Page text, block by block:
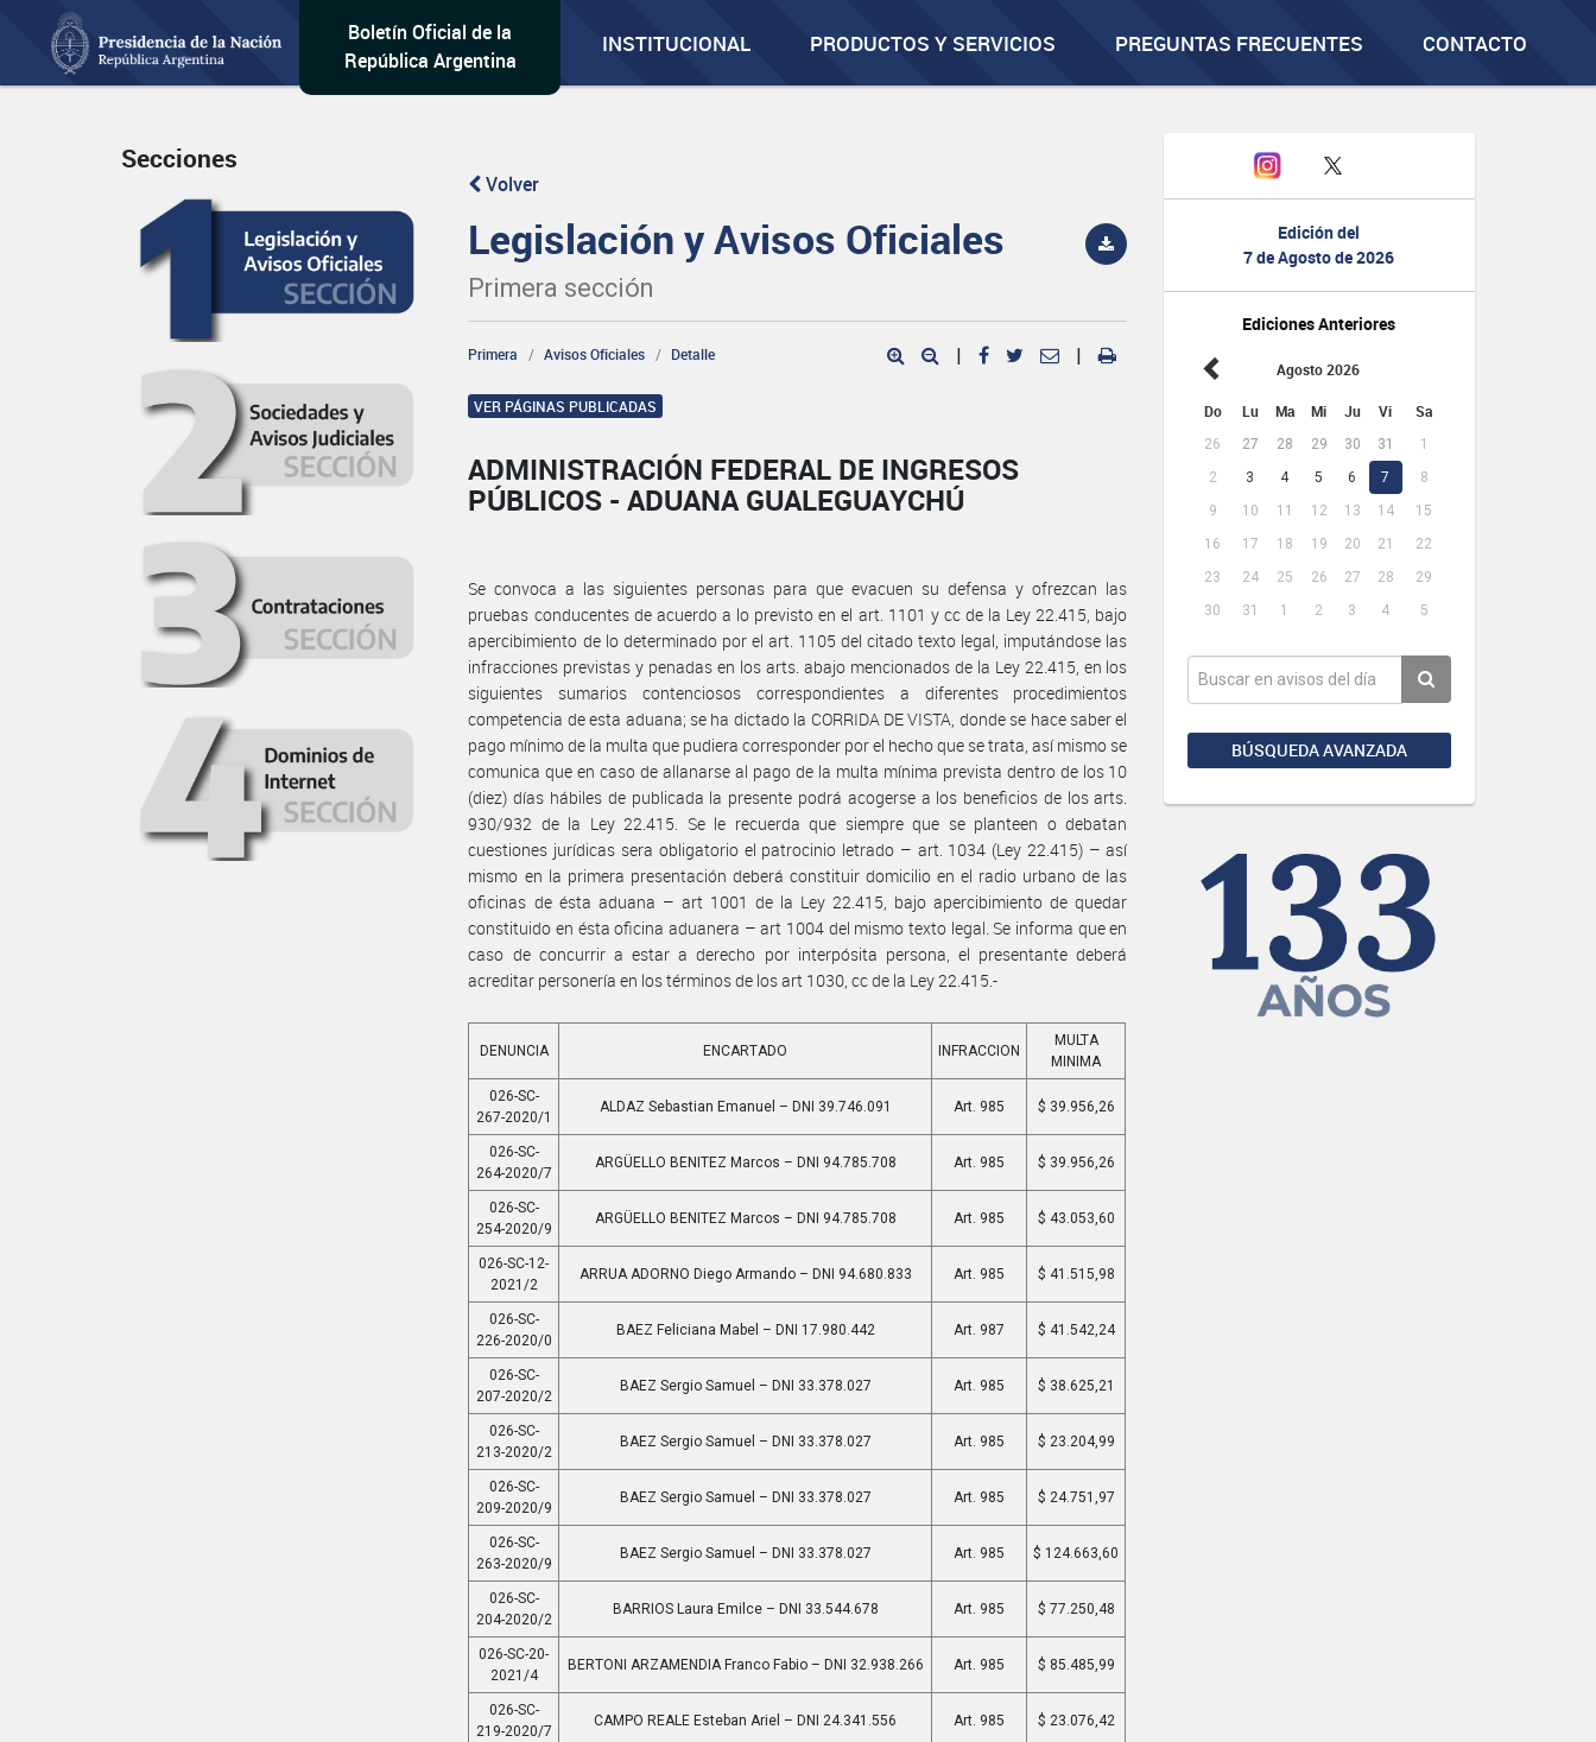
Boletín Oficial de la
República Argentina
INSTITUCIONAL PRODUCTOS Y SERVICIOS PREGUNTAS FRECUENTES CONTACTO
Edición del
7 de Agosto de 2026
Ediciones Anteriores
Agosto 2026
Do Lu Ma Mi Ju Vi Sa
26 27 28 29 30 31
1
2
3 4 5 6 7
8
9
10 11 12 13 14
15
16
17 18 19 20 21
22
23
24 25 26 27 28
29
30
31 1 2 3 4 5
BÚSQUEDA AVANZADA
Secciones
Volver
Legislación y Avisos Oficiales
Primera sección
Primera Avisos Oficiales Detalle | |
VER PÁGINAS PUBLICADAS
ADMINISTRACIÓN FEDERAL DE INGRESOS
PÚBLICOS - ADUANA GUALEGUAYCHÚ
Se convoca a las siguientes personas para que evacuen su defensa y ofrezcan las
pruebas conducentes de acuerdo a lo previsto en el art. 1101 y cc de la Ley 22.415, bajo
apercibimiento de lo determinado por el art. 1105 del citado texto legal, imputándose las
infracciones previstas y penadas en los arts. abajo mencionados de la Ley 22.415, en los
siguientes sumarios contenciosos correspondientes a diferentes procedimientos
competencia de esta aduana; se ha dictado la CORRIDA DE VISTA, donde se hace saber el
pago mínimo de la multa que pudiera corresponder por el hecho que se trata, así mismo se
comunica que en caso de allanarse al pago de la multa mínima prevista dentro de los 10
(diez) días hábiles de publicada la presente podrá acogerse a los beneficios de los arts.
930/932 de la Ley 22.415. Se le recuerda que siempre que se planteen o debatan
cuestiones jurídicas sera obligatorio el patrocinio letrado – art. 1034 (Ley 22.415) – así
mismo en la primera presentación deberá constituir domicilio en el radio urbano de las
oficinas de ésta aduana – art 1001 de la Ley 22.415, bajo apercibimiento de quedar
constituido en ésta oficina aduanera – art 1004 del mismo texto legal. Se informa que en
caso de concurrir a estar a derecho por interpósita persona, el presentante deberá
acreditar personería en los términos de los art 1030, cc de la Ley 22.415.-
DENUNCIA ENCARTADO INFRACCION
MULTA
MINIMA
026-SC-
267-2020/1
ALDAZ Sebastian Emanuel – DNI 39.746.091 Art. 985 $ 39.956,26
026-SC-
264-2020/7
ARGÜELLO BENITEZ Marcos – DNI 94.785.708 Art. 985 $ 39.956,26
026-SC-
254-2020/9
ARGÜELLO BENITEZ Marcos – DNI 94.785.708 Art. 985 $ 43.053,60
026-SC-12-
2021/2
ARRUA ADORNO Diego Armando – DNI 94.680.833 Art. 985 $ 41.515,98
026-SC-
226-2020/0
BAEZ Feliciana Mabel – DNI 17.980.442 Art. 987 $ 41.542,24
026-SC-
207-2020/2
BAEZ Sergio Samuel – DNI 33.378.027 Art. 985 $ 38.625,21
026-SC-
213-2020/2
BAEZ Sergio Samuel – DNI 33.378.027 Art. 985 $ 23.204,99
026-SC-
209-2020/9
BAEZ Sergio Samuel – DNI 33.378.027 Art. 985 $ 24.751,97
026-SC-
263-2020/9
BAEZ Sergio Samuel – DNI 33.378.027 Art. 985 $ 124.663,60
026-SC-
204-2020/2
BARRIOS Laura Emilce – DNI 33.544.678 Art. 985 $ 77.250,48
026-SC-20-
2021/4
BERTONI ARZAMENDIA Franco Fabio – DNI 32.938.266 Art. 985 $ 85.485,99
026-SC-
219-2020/7
CAMPO REALE Esteban Ariel – DNI 24.341.556 Art. 985 $ 23.076,42